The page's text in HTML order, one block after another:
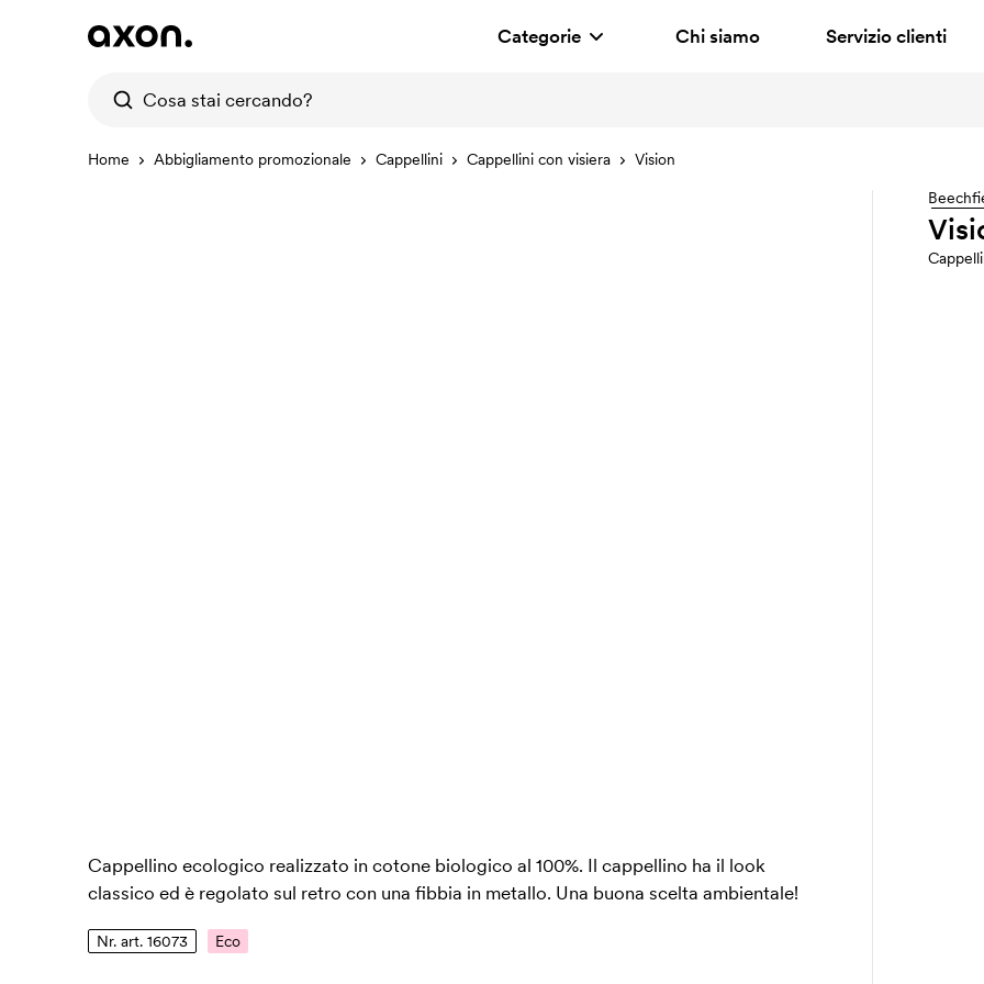
Categorie Chi siamo Servizio clienti
Home Abbigliamento promozionale Cappellini Cappellini con visiera
Vision
Cappellino ecologico realizzato in cotone biologico al 100%. Il cappellino ha il look
classico ed è regolato sul retro con una fibbia in metallo. Una buona scelta ambientale!
Nr. art. 16073 Eco